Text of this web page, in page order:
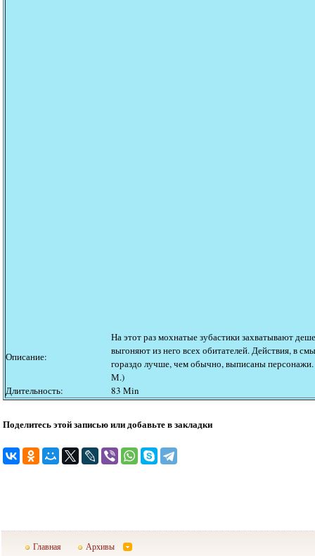
Описание:
На этот раз мохнатые зубастики захватывают
выгоняют из него всех обитателей. Действия, в
гораздо лучше, чем обычно, выписаны
М.)
Длительность:
83 Min
Поделитесь этой записью или добавьте в закладки
Главная Архивы